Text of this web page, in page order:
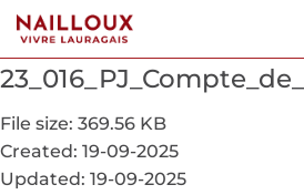
File size: 369.56 KB
Created: 19-09-2025
Updated: 19-09-2025